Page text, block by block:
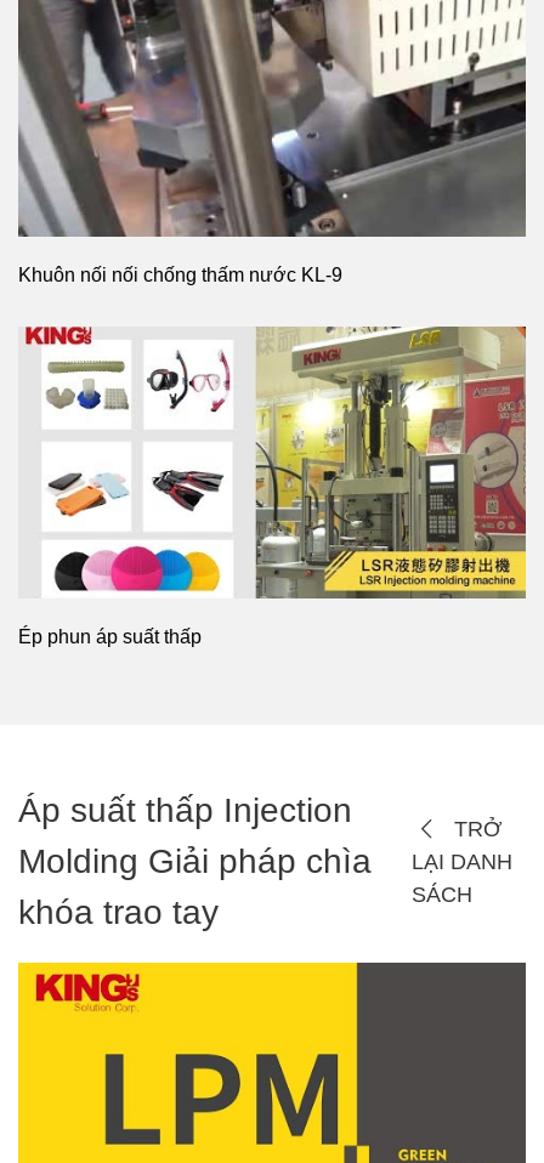
Khuôn nối nối chống thấm nước KL-9
Ép phun áp suất thấp
Áp suất thấp Injection
Molding Giải pháp chìa
khóa trao tay
TRỞ
LẠI DANH
SÁCH